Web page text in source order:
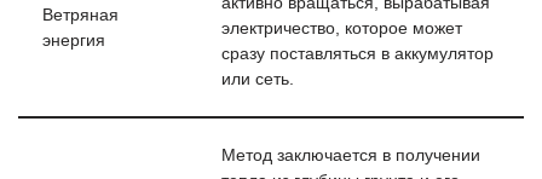
Ветряная
энергия
электричество, которое может
сразу поставляться в аккумулятор
или сеть.
Метод заключается в получении